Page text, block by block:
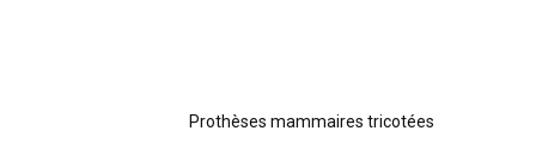
Prothèses mammaires tricotées